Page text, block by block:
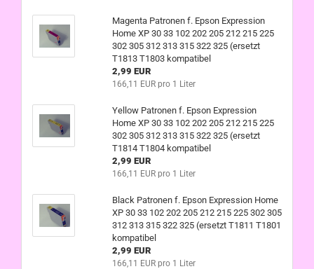
Magenta Patronen f. Epson Expression
Home XP 30 33 102 202 205 212 215 225
302 305 312 313 315 322 325 (ersetzt
T1813 T1803 kompatibel
2,99 EUR
166,11 EUR pro 1 Liter
Yellow Patronen f. Epson Expression
Home XP 30 33 102 202 205 212 215 225
302 305 312 313 315 322 325 (ersetzt
T1814 T1804 kompatibel
2,99 EUR
166,11 EUR pro 1 Liter
Black Patronen f. Epson Expression Home
XP 30 33 102 202 205 212 215 225 302 305
312 313 315 322 325 (ersetzt T1811 T1801
kompatibel
2,99 EUR
166,11 EUR pro 1 Liter